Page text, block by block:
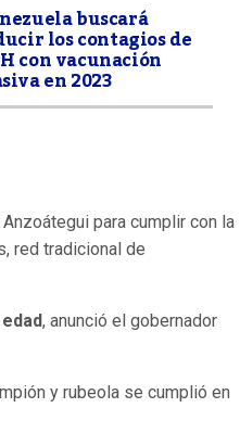
buscará
los contagios de
con vacunación
en 2023
para cumplir con la
red tradicional de
, anunció el gobernador
y rubeola se cumplió en